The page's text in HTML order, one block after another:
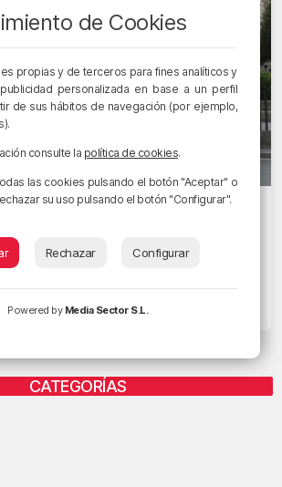
no OTA en sus barrios los
Bilbao? Arangoiti
POPULAR - HERRI IRRATIA
CATEGORÍAS
de Cookies
propias y de terceros para fines analíticos y
personalizada en base a un perfil
de sus hábitos de navegación (por ejemplo,
consulte la política de cookies.
las cookies pulsando el botón "Aceptar" o
su uso pulsando el botón "Configurar".
Rechazar Configurar
Powered by Media Sector S.L.